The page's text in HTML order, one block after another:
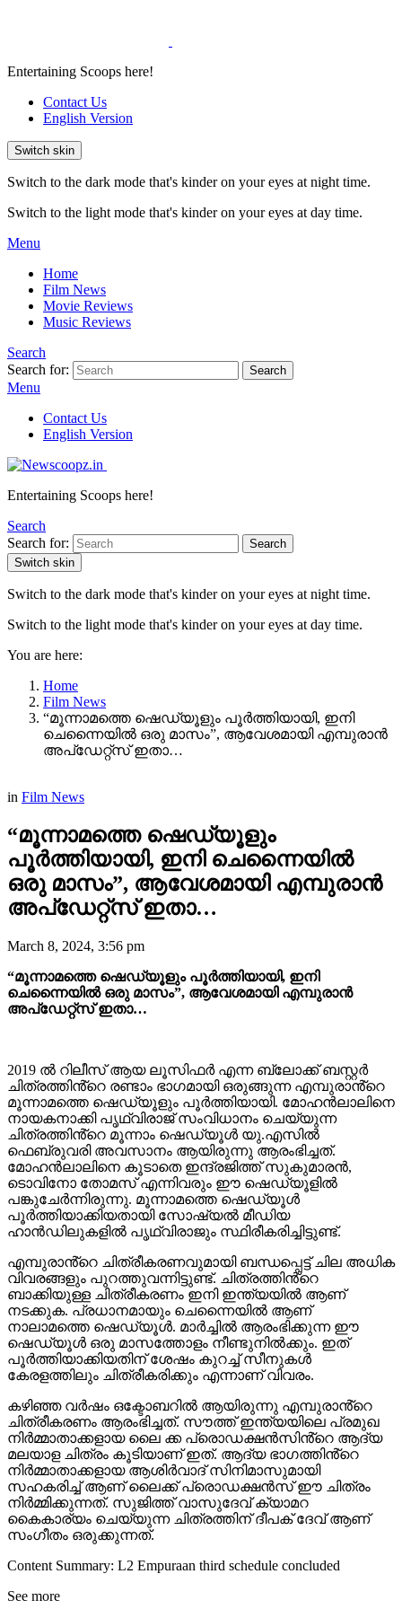
Entertaining Scoops here!
Contact Us
English Version
Switch skin
Switch to the dark mode that's kinder on your eyes at night time.
Switch to the light mode that's kinder on your eyes at day time.
Menu
Home
Film News
Movie Reviews
Music Reviews
Search
Search for:
Search
Menu
Contact Us
English Version
Entertaining Scoops here!
Search
Search for:
Search
Switch skin
Switch to the dark mode that's kinder on your eyes at night time.
Switch to the light mode that's kinder on your eyes at day time.
You are here:
Home
Film News
“മൂന്നാമത്തെ ഷെഡ്യൂളും പൂർത്തിയായി, ഇനി
ചെന്നൈയിൽ ഒരു മാസം”, ആവേശമായി എമ്പുരാൻ
അപ്ഡേറ്റ്സ് ഇതാ…
in Film News
“മൂന്നാമത്തെ ഷെഡ്യൂളും
പൂർത്തിയായി, ഇനി ചെന്നൈയിൽ
ഒരു മാസം”, ആവേശമായി എമ്പുരാൻ
അപ്ഡേറ്റ്സ് ഇതാ…
March 8, 2024, 3:56 pm
“മൂന്നാമത്തെ ഷെഡ്യൂളും പൂർത്തിയായി, ഇനി
ചെന്നൈയിൽ ഒരു മാസം”, ആവേശമായി എമ്പുരാൻ
അപ്ഡേറ്റ്സ് ഇതാ…
2019 ൽ റിലീസ് ആയ ലൂസിഫർ എന്ന ബ്ലോക്ക് ബസ്റ്റർ
ചിത്രത്തിൻ്റെ രണ്ടാം ഭാഗമായി ഒരുങ്ങുന്ന എമ്പുരാൻ്റെ
മൂന്നാമത്തെ ഷെഡ്യൂളും പൂർത്തിയായി. മോഹൻലാലിനെ
നായകനാക്കി പൃഥ്വിരാജ് സംവിധാനം ചെയ്യുന്ന
ചിത്രത്തിൻ്റെ മൂന്നാം ഷെഡ്യൂൾ യു.എസിൽ
ഫെബ്രുവരി അവസാനം ആയിരുന്നു ആരംഭിച്ചത്.
മോഹൻലാലിനെ കൂടാതെ ഇന്ദ്രജിത്ത് സുകുമാരൻ,
ടൊവിനോ തോമസ് എന്നിവരും ഈ ഷെഡ്യൂളിൽ
പങ്കുചേർന്നിരുന്നു. മൂന്നാമത്തെ ഷെഡ്യൂൾ
പൂർത്തിയാക്കിയതായി സോഷ്യൽ മീഡിയ
ഹാൻഡിലുകളിൽ പൃഥ്വിരാജും സ്ഥിരീകരിച്ചിട്ടുണ്ട്.
എമ്പുരാൻ്റെ ചിത്രീകരണവുമായി ബന്ധപ്പെട്ട് ചില അധിക
വിവരങ്ങളും പുറത്തുവന്നിട്ടുണ്ട്. ചിത്രത്തിൻ്റെ
ബാക്കിയുള്ള ചിത്രീകരണം ഇനി ഇന്ത്യയിൽ ആണ്
നടക്കുക. പ്രധാനമായും ചെന്നൈയിൽ ആണ്
നാലാമത്തെ ഷെഡ്യൂൾ. മാർച്ചിൽ ആരംഭിക്കുന്ന ഈ
ഷെഡ്യൂൾ ഒരു മാസത്തോളം നീണ്ടുനിൽക്കും. ഇത്
പൂർത്തിയാക്കിയതിന് ശേഷം കുറച്ച് സീനുകൾ
കേരളത്തിലും ചിത്രീകരിക്കും എന്നാണ് വിവരം.
കഴിഞ്ഞ വർഷം ഒക്ടോബറിൽ ആയിരുന്നു എമ്പുരാൻ്റെ
ചിത്രീകരണം ആരംഭിച്ചത്. സൗത്ത് ഇന്ത്യയിലെ പ്രമുഖ
നിർമ്മാതാക്കളായ ലൈ ക്ക പ്രൊഡക്ഷൻസിൻ്റെ ആദ്യ
മലയാള ചിത്രം കൂടിയാണ് ഇത്. ആദ്യ ഭാഗത്തിൻ്റെ
നിർമ്മാതാക്കളായ ആശിർവാദ് സിനിമാസുമായി
സഹകരിച്ച് ആണ് ലൈക്ക് പ്രൊഡക്ഷൻസ് ഈ ചിത്രം
നിർമ്മിക്കുന്നത്. സുജിത്ത് വാസുദേവ് ക്യാമറ
കൈകാര്യം ചെയ്യുന്ന ചിത്രത്തിന് ദീപക് ദേവ് ആണ്
സംഗീതം ഒരുക്കുന്നത്.
Content Summary: L2 Empuraan third schedule concluded
See more